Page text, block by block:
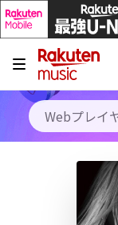
キャンペ
料金プラン
使い方
初回30日間無